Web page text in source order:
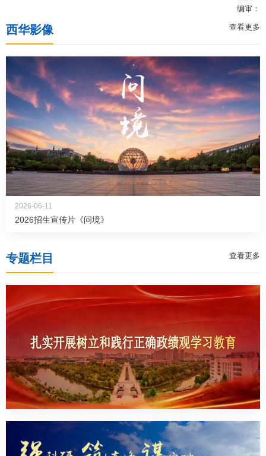
编审：
西华影像 查看更多
2026-06-11
2026招生宣传片《问境》
专题栏目 查看更多